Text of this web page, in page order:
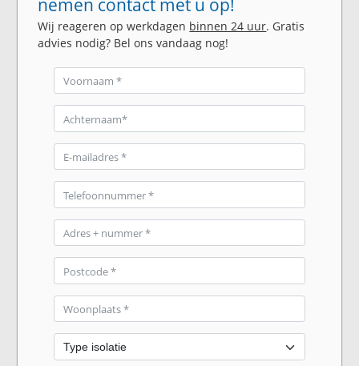
nemen contact met u op!
Wij reageren op werkdagen binnen 24 uur. Gratis
advies nodig? Bel ons vandaag nog!